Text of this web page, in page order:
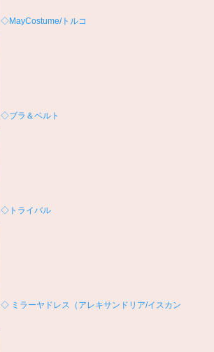
◇MayCostume/トルコ
◇ブラ＆ベルト
◇トライバル
◇ ミラーヤドレス（アレキサンドリア/イスカン